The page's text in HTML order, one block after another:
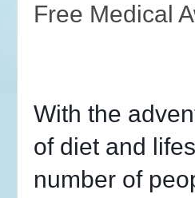
Free Medical
With the
of diet and
number of